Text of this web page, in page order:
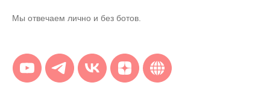
Мы отвечаем лично и без ботов.